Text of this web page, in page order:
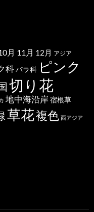
月 11月 12月 アジア
科バラ科 ピンク
切り花
地中海沿岸 宿根草
草花複色 西アジア